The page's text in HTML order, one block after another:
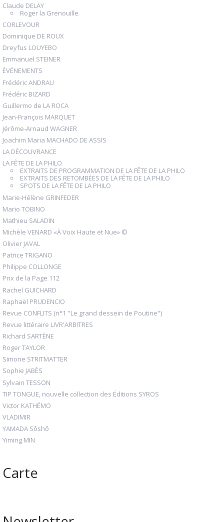
Claude DELAY
Roger la Grenouille
CORLEVOUR
Dominique DE ROUX
Dreyfus LOUYEBO
Emmanuel STEINER
ÉVÉNEMENTS
Frédéric ANDRAU
Frédéric BIZARD
Guillermo de LA ROCA
Jean-François MARQUET
Jérôme-Arnaud WAGNER
Joachim Maria MACHADO DE ASSIS
LA DÉCOUVRANCE
LA FÊTE DE LA PHILO
EXTRAITS DE PROGRAMMATION DE LA FÊTE DE LA PHILO
EXTRAITS DES RETOMBÉES DE LA FÊTE DE LA PHILO
SPOTS DE LA FÊTE DE LA PHILO
Marie-Hélène GRINFEDER
Mario TOBINO
Mathieu SALADIN
Michèle VENARD «À Voix Haute et Nue» ©
Olivier JAVAL
Patrice TRIGANO
Philippe COLLONGE
Prix de la Page 112
Rachel GUICHARD
Raphaël PRUDENCIO
Revue CONFLITS (n°1 "Le grand dessein de Poutine")
Revue littéraire LIVR'ARBITRES
Richard SARTÈNE
Roger TAYLOR
Simone STRITMATTER
Sophie JABÈS
Sylvain TESSON
TIP TONGUE, nouvelle collection des Éditions SYROS
Victor KATHÉMO
VLADIMIR
YAMADA Sôshô
Yiming MIN
Carte